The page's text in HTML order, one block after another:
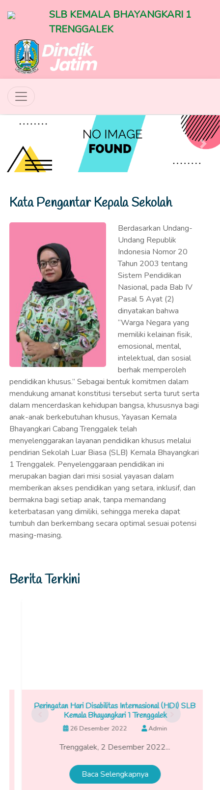
SLB KEMALA BHAYANGKARI 1
TRENGGALEK
Previous Next
Kata Pengantar Kepala Sekolah
Berdasarkan Undang-
Undang Republik
Indonesia Nomor 20
Tahun 2003 tentang
Sistem Pendidikan
Nasional, pada Bab IV
Pasal 5 Ayat (2)
dinyatakan bahwa
“Warga Negara yang
memiliki kelainan fisik,
emosional, mental,
intelektual, dan sosial
berhak memperoleh
pendidikan khusus.” Sebagai bentuk komitmen dalam
mendukung amanat konstitusi tersebut serta turut serta
dalam mencerdaskan kehidupan bangsa, khususnya bagi
anak-anak berkebutuhan khusus, Yayasan Kemala
Bhayangkari Cabang Trenggalek telah
menyelenggarakan layanan pendidikan khusus melalui
pendirian Sekolah Luar Biasa (SLB) Kemala Bhayangkari
1 Trenggalek. Penyelenggaraan pendidikan ini
merupakan bagian dari misi sosial yayasan dalam
memberikan akses pendidikan yang setara, inklusif, dan
bermakna bagi setiap anak, tanpa memandang
keterbatasan yang dimiliki, sehingga mereka dapat
tumbuh dan berkembang secara optimal sesuai potensi
masing-masing.
Berita Terkini
Peringatan Hari Disabilitas Internasional (HDI) SLB
Kemala Bhayangkari 1 Trenggalek
26 Desember 2022 Admin
Trenggalek, 2 Desember 2022...
Baca Selengkapnya